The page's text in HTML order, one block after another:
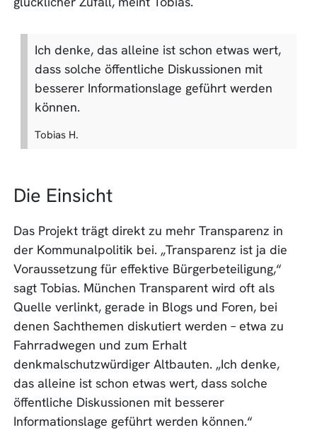
Ich denke, das alleine ist schon etwas wert,
dass solche öffentliche Diskussionen mit
besserer Informationslage geführt werden
können.
Tobias H.
Die Einsicht
Das Projekt trägt direkt zu mehr Transparenz in
der Kommunalpolitik bei. „Transparenz ist ja die
Voraussetzung für effektive Bürgerbeteiligung,“
sagt Tobias. München Transparent wird oft als
Quelle verlinkt, gerade in Blogs und Foren, bei
denen Sachthemen diskutiert werden – etwa zu
Fahrradwegen und zum Erhalt
denkmalschutzwürdiger Altbauten. „Ich denke,
das alleine ist schon etwas wert, dass solche
öffentliche Diskussionen mit besserer
Informationslage geführt werden können.“